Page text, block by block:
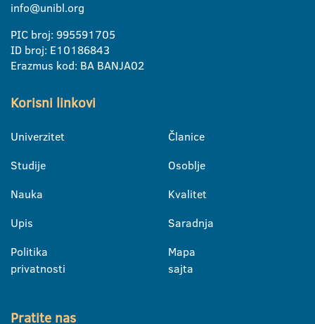
info@unibl.org
PIC broj: 995591705
ID broj: E10186843
Erazmus kod: BA BANJA02
Korisni linkovi
Univerzitet
Studije
Nauka
Upis
Politika
privatnosti
Članice
Osoblje
Kvalitet
Saradnja
Mapa
sajta
Pratite nas